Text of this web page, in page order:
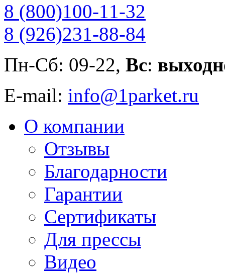
8 (800)100-11-32
8 (926)231-88-84
Пн-Сб: 09-22, Вс:
E-mail: info@1parket.ru
О компании
Отзывы
Благодарности
Гарантии
Сертификаты
Для прессы
Видео